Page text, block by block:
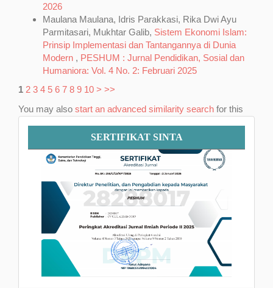
2026
Maulana Maulana, Idris Parakkasi, Rika Dwi Ayu
Parmitasari, Mukhtar Galib, Sistem Ekonomi Islam:
Prinsip Implementasi dan Tantangannya di Dunia
Modern , PESHUM : Jurnal Pendidikan, Sosial dan
Humaniora: Vol. 4 No. 2: Februari 2025
1 2 3 4 5 6 7 8 9 10 > >>
You may also start an advanced similarity search for this
Sertifikat
SINTA
SERTIFIKAT SINTA